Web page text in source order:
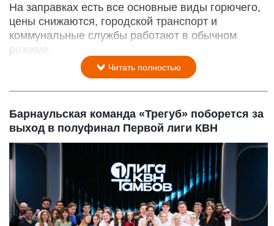
На заправках есть все основные виды горючего,
цены снижаются, городской транспорт и
коммунальные службы работают в обычном
режиме.
Читать полностью
Барнаульская команда «Трегуб» поборется за
выход в полуфинал Первой лиги КВН